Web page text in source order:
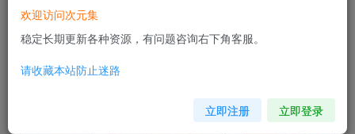
欢迎访问次元集
稳定长期更新各种资源，有问题咨询右下角客服。
请收藏本站防止迷路
立即注册 立即登录